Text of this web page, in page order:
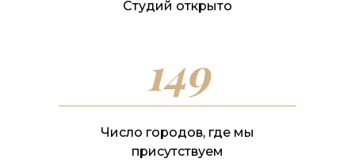
Студий открыто
149
Число городов, где мы
присутствуем